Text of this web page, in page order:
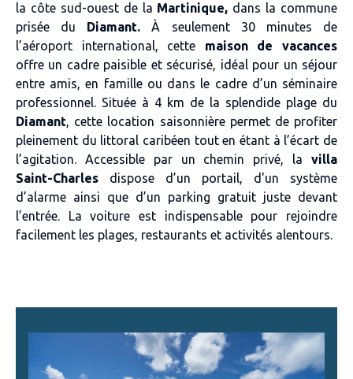
la côte sud-ouest de la Martinique, dans la commune
prisée du Diamant. À seulement 30 minutes de
l’aéroport international, cette maison de vacances
offre un cadre paisible et sécurisé, idéal pour un séjour
entre amis, en famille ou dans le cadre d’un séminaire
professionnel. Située à 4 km de la splendide plage du
Diamant, cette location saisonnière permet de profiter
pleinement du littoral caribéen tout en étant à l’écart de
l’agitation. Accessible par un chemin privé, la villa
Saint-Charles dispose d’un portail, d'un système
d’alarme ainsi que d’un parking gratuit juste devant
l’entrée. La voiture est indispensable pour rejoindre
facilement les plages, restaurants et activités alentours.